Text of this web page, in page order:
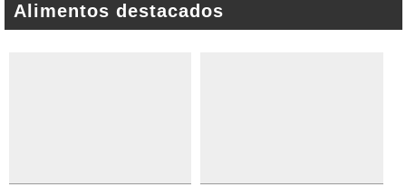
Alimentos destacados